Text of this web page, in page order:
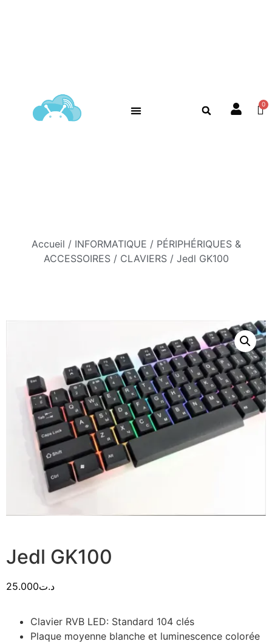
Accueil / INFORMATIQUE / PÉRIPHÉRIQUES &
ACCESSOIRES/ CLAVIERS/ Jedl GK100
Jedl GK100
د.ت25.000
Clavier RVB LED: Standard 104 clés
Plaque moyenne blanche et luminescence colorée